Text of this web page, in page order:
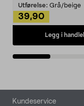
Utførelse: Grå/beige
39,90
Legg i
Bunntekst
Kundeservice